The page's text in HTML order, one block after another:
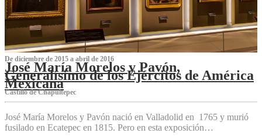
De diciembre de 2015 a abril de 2016
José María Morelos y Pavón,
Generalísimo de los Ejércitos de América
Mexicana
C‌astillo de Chapultepec
José María Morelos y Pavón nació en Valladolid en 1765 y murió
fusilado en Ecatepec en 1815. Pero en esta exposición…